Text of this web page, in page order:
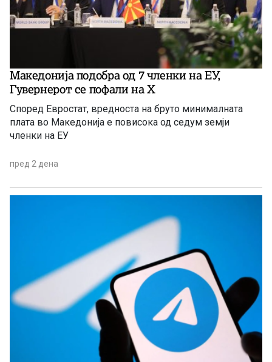
Македонија подобра од 7 членки на ЕУ,
Гувернерот се пофали на Х
Според Евростат, вредноста на бруто минималната
плата во Македонија е повисока од седум земји
членки на ЕУ
пред 2 дена